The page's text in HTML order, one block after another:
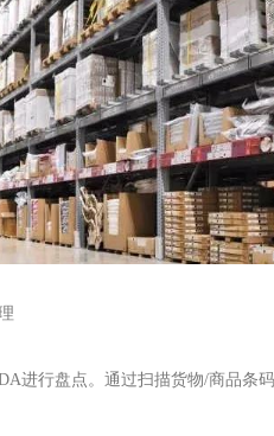
进行盘点。通过扫描货物/商品条